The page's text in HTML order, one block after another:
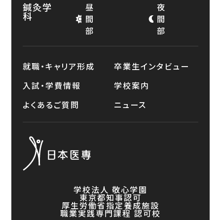
学校法人 敬心学園
東京都知事認可
厚生労働省指定養成施設
職業実践専門課程 認可校
鍼灸学
科
昼
間
部
夜
間
部
就職・キャリア形成
卒業生インタビュー
入試・学費情報
学校案内
よくあるご質問
ニュース